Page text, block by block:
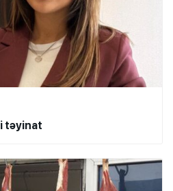
təyinat